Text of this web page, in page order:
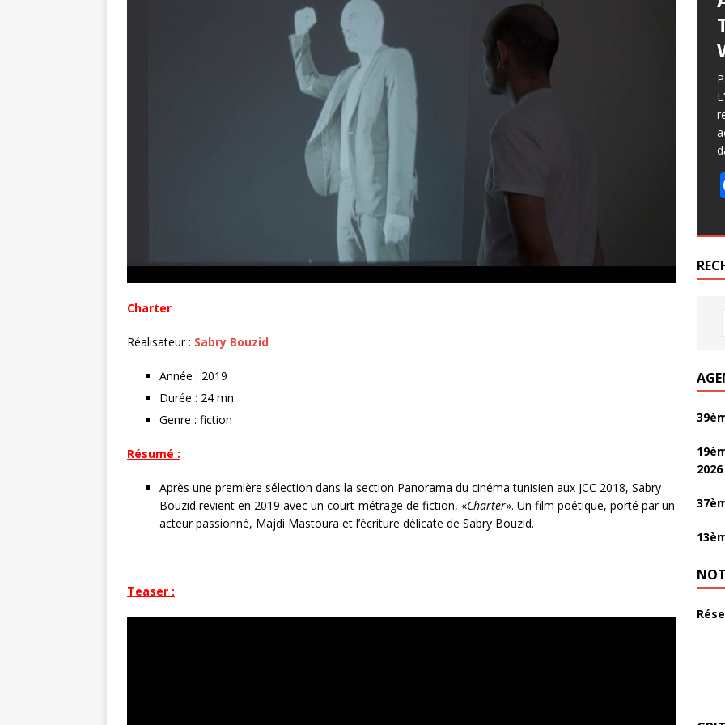
Charter
Réalisateur : Sabry Bouzid
Année : 2019
Durée : 24 mn
Genre : fiction
Résumé :
Après une première sélection dans la section Panorama du cinéma tunisien aux JCC 2018, Sabry
Bouzid revient en 2019 avec un court-métrage de fiction, «Charter». Un film poétique, porté par un
acteur passionné, Majdi Mastoura et l’écriture délicate de Sabry Bouzid.
Teaser :
2026